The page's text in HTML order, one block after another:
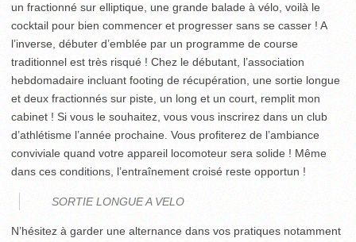
un fractionné sur elliptique, une grande balade à vélo, voilà le
cocktail pour bien commencer et progresser sans se casser ! A
l’inverse, débuter d’emblée par un programme de course
traditionnel est très risqué ! Chez le débutant, l’association
hebdomadaire incluant footing de récupération, une sortie longue
et deux fractionnés sur piste, un long et un court, remplit mon
cabinet ! Si vous le souhaitez, vous vous inscrirez dans un club
d’athlétisme l’année prochaine. Vous profiterez de l’ambiance
conviviale quand votre appareil locomoteur sera solide ! Même
dans ces conditions, l’entraînement croisé reste opportun !
SORTIE LONGUE A VELO
N’hésitez à garder une alternance dans vos pratiques notamment